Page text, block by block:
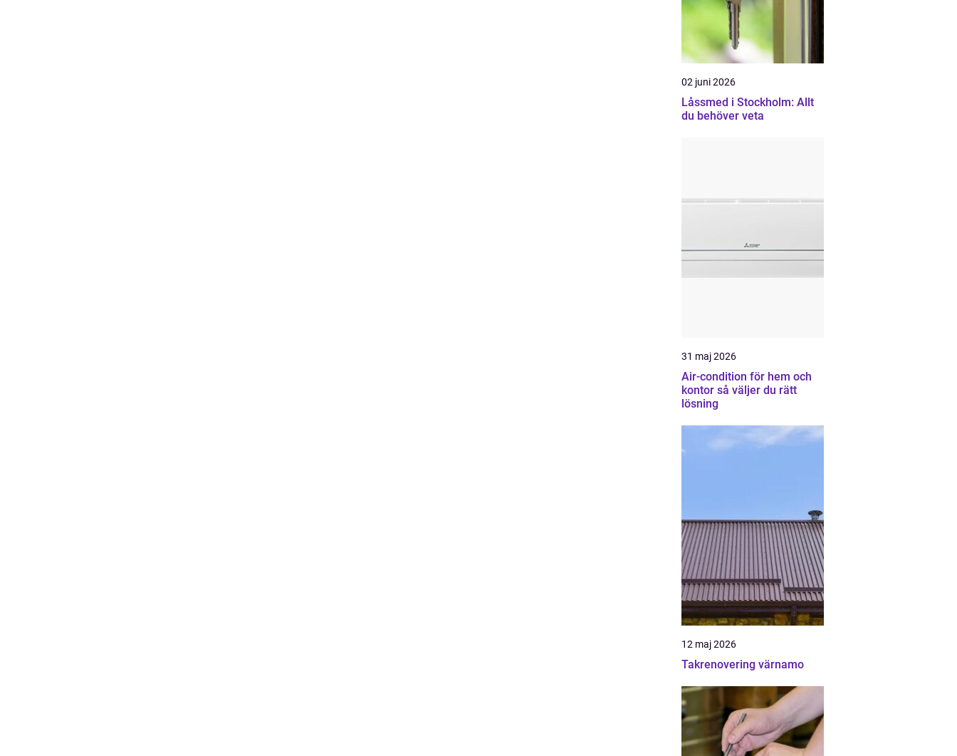
02 juni 2026
Låssmed i Stockholm: Allt
du behöver veta
31 maj 2026
Air-condition för hem och
kontor så väljer du rätt
lösning
12 maj 2026
Takrenovering värnamo